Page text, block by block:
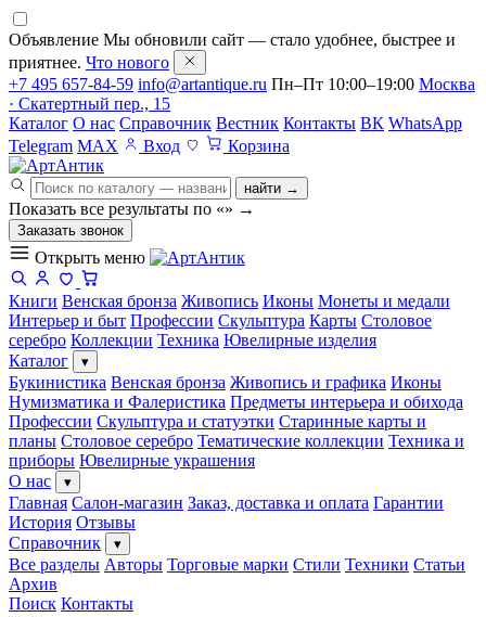
Объявление Мы обновили сайт — стало удобнее, быстрее и
приятнее. Что нового
+7 495 657-84-59 info@artantique.ru Пн–Пт 10:00–19:00 Москва
· Скатертный пер., 15
Каталог О нас Справочник Вестник Контакты ВК WhatsApp
Telegram MAX Вход Корзина
найти →
Показать все результаты по «» →
Заказать звонок
Открыть меню
Книги Венская бронза Живопись Иконы Монеты и медали
Интерьер и быт Профессии Скульптура Карты Столовое
серебро Коллекции Техника Ювелирные изделия
Каталог
▾
Букинистика Венская бронза Живопись и графика Иконы
Нумизматика и Фалеристика Предметы интерьера и обихода
Профессии Скульптура и статуэтки Старинные карты и
планы Столовое серебро Тематические коллекции Техника и
приборы Ювелирные украшения
О нас
▾
Главная Салон-магазин Заказ, доставка и оплата Гарантии
История Отзывы
Справочник
▾
Все разделы Авторы Торговые марки Стили Техники Статьи
Архив
Поиск Контакты